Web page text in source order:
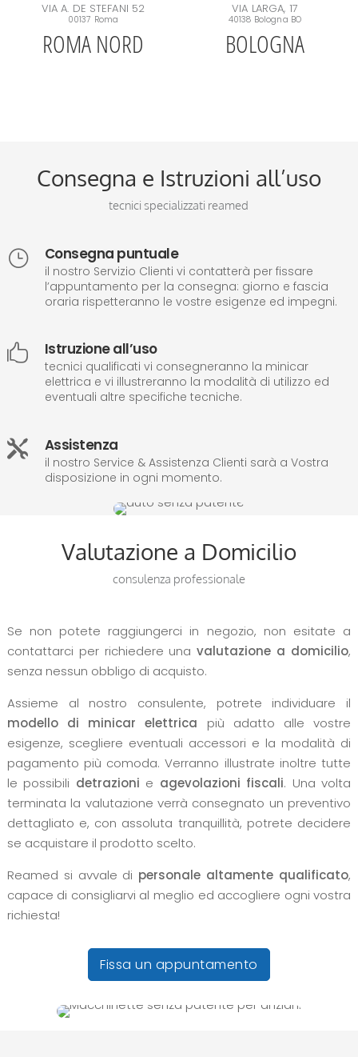
VIA A. DE STEFANI 52
00137 Roma
ROMA NORD
VIA LARGA, 17
40138 Bologna BO
BOLOGNA
Consegna e Istruzioni all’uso
tecnici specializzati reamed
} Consegna puntuale
il nostro Servizio Clienti vi contatterà per fissare
l’appuntamento per la consegna: giorno e fascia
oraria rispetteranno le vostre esigenze ed impegni.
 Istruzione all’uso
tecnici qualificati vi consegneranno la minicar
elettrica e vi illustreranno la modalità di utilizzo ed
eventuali altre specifiche tecniche.
 Assistenza
il nostro Service & Assistenza Clienti sarà a Vostra
disposizione in ogni momento.
Valutazione a Domicilio
consulenza professionale
Se non potete raggiungerci in negozio, non esitate a
contattarci per richiedere unavalutazione a domicilio,
senza nessun obbligo di acquisto.
Assieme al nostro consulente, potrete individuare il
modello di minicar elettrica più adatto alle vostre
esigenze, scegliere eventuali accessori e la modalità di
pagamento più comoda. Verranno illustrate inoltre tutte
le possibili detrazioni e agevolazioni fiscali. Una volta
terminata la valutazione verrà consegnato un preventivo
dettagliato e, con assoluta tranquillità, potrete decidere
se acquistare il prodotto scelto.
Reamed si avvale di personale altamente qualificato,
capace di consigliarvi al meglio ed accogliere ogni vostra
richiesta!
Fissa un appuntamento